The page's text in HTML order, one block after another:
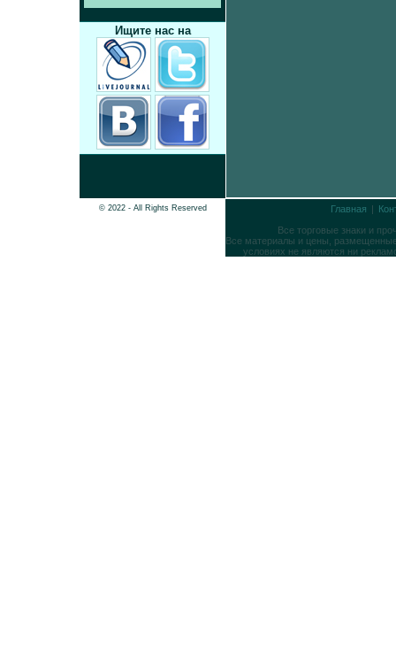
Ищите нас на
© 2022 - All Rights Reserved Главная |
Все торговые знаки и
Все материалы и цены,
условиях не являются ни